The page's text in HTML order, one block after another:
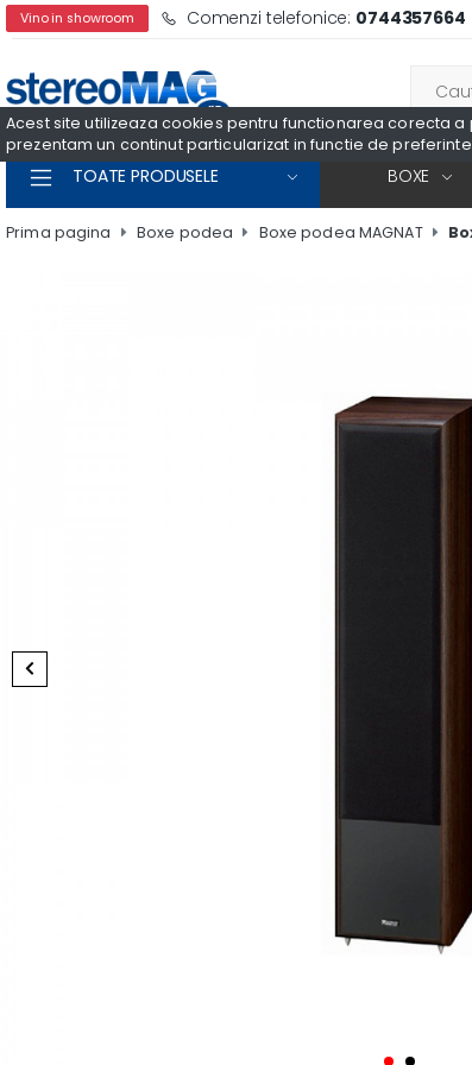
Acest site utilizeaza cookies pentru functionarea corecta
prezentam un continut particularizat in functie de
Vino in showroom Comenzi telefonice: 0744357664
TOATE PRODUSELE BOXE
Prima pagina Boxe podea Boxe podea MAGNAT